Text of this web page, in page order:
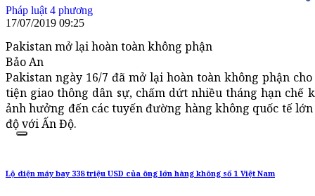
Pháp luật 4 phương
17/07/2019 09:25
Pakistan mở lại hoàn toàn không phận
Bảo An
Pakistan ngày 16/7 đã mở lại hoàn toàn không phận
tiện giao thông dân sự, chấm dứt nhiều tháng hạn chế
ảnh hưởng đến các tuyến đường hàng không quốc tế lớn
độ với Ấn Độ.
Lộ diện máy bay 338 triệu USD của ông lớn hàng không số 1 Việt Nam